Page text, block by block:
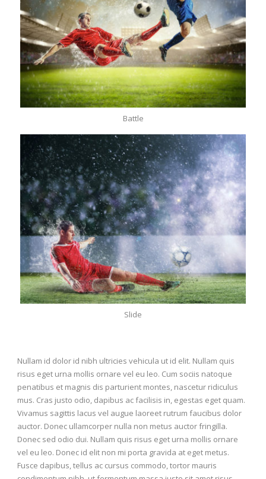
Battle
Slide
Nullam id dolor id nibh ultricies vehicula ut id elit. Nullam quis
risus eget urna mollis ornare vel eu leo. Cum sociis natoque
penatibus et magnis dis parturient montes, nascetur ridiculus
mus. Cras justo odio, dapibus ac facilisis in, egestas eget quam.
Vivamus sagittis lacus vel augue laoreet rutrum faucibus dolor
auctor. Donec ullamcorper nulla non metus auctor fringilla.
Donec sed odio dui. Nullam quis risus eget urna mollis ornare
vel eu leo. Donec id elit non mi porta gravida at eget metus.
Fusce dapibus, tellus ac cursus commodo, tortor mauris